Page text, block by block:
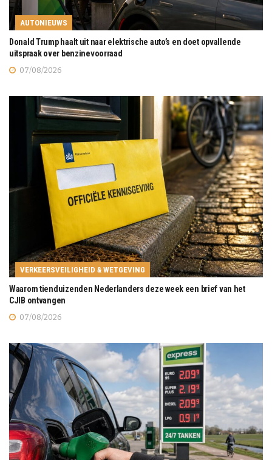
AUTONIEUWS
Donald Trump haalt uit naar elektrische auto’s en doet opvallende
uitspraak over benzinevoorraad
07/08/2026
VERKEERSVEILIGHEID & WETGEVING
Waarom tienduizenden Nederlanders deze week een brief van het
CJIB ontvangen
07/08/2026